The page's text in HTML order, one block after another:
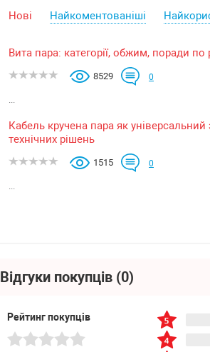
Нові Найкоментованіші
Вита пара: категорії, обжим, поради по
8529 0
Кабель кручена пара як універсальний
технічних рішень
1515 0
Відгуки покупців (0)
Рейтинг покупців